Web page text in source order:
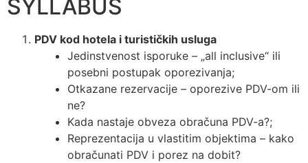
SYLLABUS
PDV kod hotela i turističkih usluga
Jedinstvenost isporuke – „all inclusive“ ili
posebni postupak oporezivanja;
Otkazane rezervacije – oporezive PDV-om ili
ne?
Kada nastaje obveza obračuna PDV-a?;
Reprezentacija u vlastitim objektima – kako
obračunati PDV i porez na dobit?